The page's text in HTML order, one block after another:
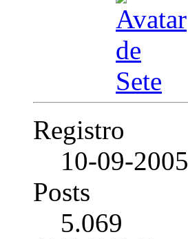
Registro
10-09-2005
Posts
5.069